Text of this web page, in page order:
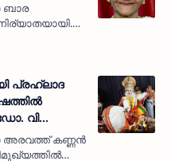
ബാര
ഭര്‍ത്താവ്.
ലക്ഷ്മി
പ്രഹ്ലാദ
വി
അരവത്ത് കണ്ണന്‍